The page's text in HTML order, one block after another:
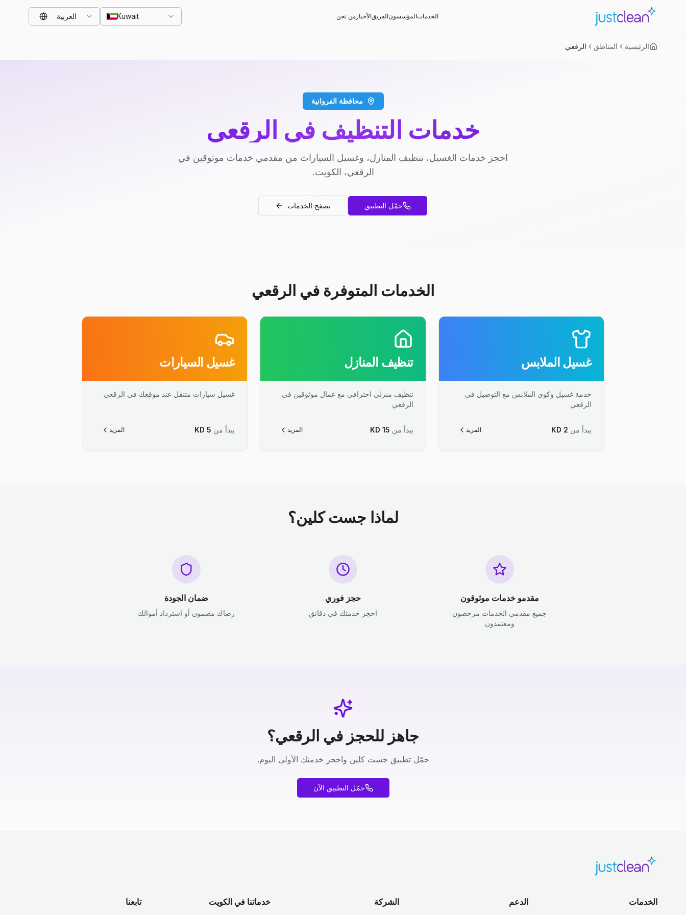
الخدماتالمؤسسونالفريقالأخبار من نحن Kuwait العربية
الرئيسية المناطق الرقعي
محافظة الفروانية
خدمات التنظيف في الرقعي
احجز خدمات الغسيل، تنظيف المنازل، وغسيل السيارات من مقدمي خدمات موثوقين في
الرقعي، الكويت.
حمّل التطبيق تصفح الخدمات
الخدمات المتوفرة في الرقعي
غسيل الملابس
خدمة غسيل وكوي الملابس مع التوصيل في
الرقعي
يبدأ من KD 2 المزيد
تنظيف المنازل
تنظيف منزلي احترافي مع عمال موثوقين في
الرقعي
يبدأ من KD 15 المزيد
غسيل السيارات
غسيل سيارات متنقل عند موقعك في الرقعي
يبدأ من KD 5 المزيد
لماذا جست كلين؟
مقدمو خدمات موثوقون
جميع مقدمي الخدمات مرخصون
ومعتمدون
حجز فوري
احجز خدمتك في دقائق
ضمان الجودة
رضاك مضمون أو استرداد أموالك
جاهز للحجز في الرقعي؟
حمّل تطبيق جست كلين واحجز خدمتك الأولى اليوم.
حمّل التطبيق الآن
الخدمات الدعم الشركة خدماتنا في الكويت تابعنا